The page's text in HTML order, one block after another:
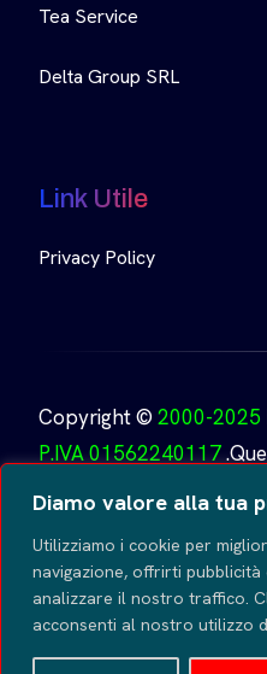
Diamo valore alla tua
Utilizziamo i cookie per
navigazione, offrirti
analizzare il nostro traffico.
acconsenti al nostro utilizzo
Tea Service
Delta Group SRL
Link Utile
Privacy Policy
Copyright © 2000-2025
P.IVA 01562240117
proprietà di
Fast Infissi.